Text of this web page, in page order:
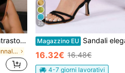
Sandali con tacco alto a contrasto bianco e nero, alla moda e casual, eleganti sandali da donna
in Tendenze autunnali Sandali da donna
20
Magazzino EU Sandali eleganti da donna con punta quadrata e aperta, cinturini alla moda, tacco alto, fibbia regolabile, cinturino incrociato alla caviglia, tacco a spillo, in finta pelle scamosciata, comodi e leggeri, neri, adatti per il
16.32€ 16.48€
4-7 giorni lavorativi